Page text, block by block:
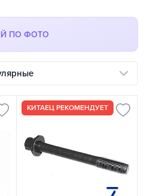
ПО ФОТО
КИТАЕЦ РЕКОМЕНДУЕТ